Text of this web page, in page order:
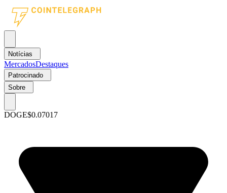
Notícias
MercadosDestaques
Patrocinado
Sobre
DOGE$0.07017